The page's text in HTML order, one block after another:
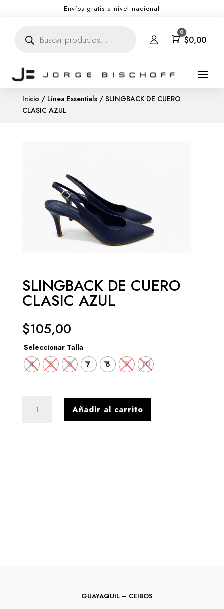
Envíos gratis a nivel nacional
productos Carro
0
$0,00
Inicio / Línea Essentials/ SLINGBACK DE CUERO
CLASIC AZUL
SLINGBACK DE CUERO
CLASIC AZUL
$105,00
Seleccionar Talla
4 5 6 7 8 9 10
Añadir al carrito
GUAYAQUIL – CEIBOS